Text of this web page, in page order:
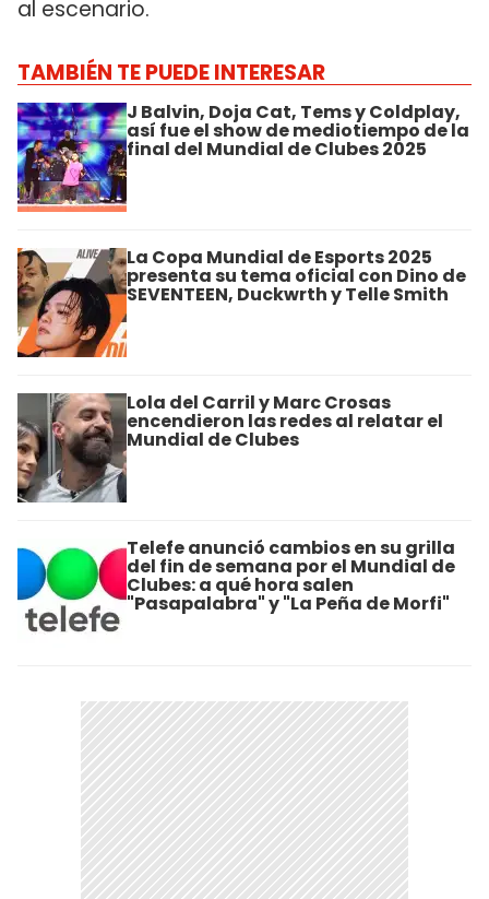
al escenario.
TAMBIÉN TE PUEDE INTERESAR
J Balvin, Doja Cat, Tems y Coldplay,
así fue el show de mediotiempo de la
final del Mundial de Clubes 2025
La Copa Mundial de Esports 2025
presenta su tema oficial con Dino de
SEVENTEEN, Duckwrth y Telle Smith
Lola del Carril y Marc Crosas
encendieron las redes al relatar el
Mundial de Clubes
Telefe anunció cambios en su grilla
del fin de semana por el Mundial de
Clubes: a qué hora salen
"Pasapalabra" y "La Peña de Morfi"